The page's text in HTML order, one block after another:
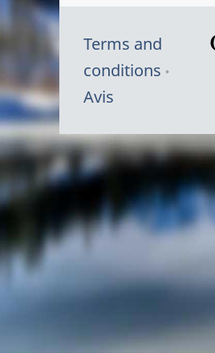
Terms and
conditions
Avis